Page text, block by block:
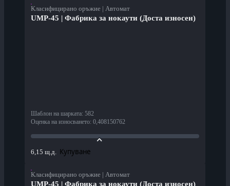
Класифицирано оръжие | Автомат
UMP-45 | Фабрика за нокаути (Доста износен)
Шаблон на шарката: 582
Оценка на износването: 0,408150762
6,15 щ.д. Купуване
Класифицирано оръжие | Автомат
UMP-45 | Фабрика за нокаути (Доста износен)